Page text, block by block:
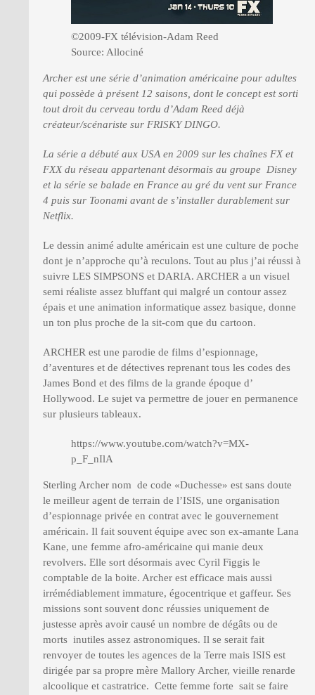
©2009-FX télévision-Adam Reed
Source: Allociné
Archer est une série d’animation américaine pour adultes
qui possède à présent 12 saisons, dont le concept est sorti
tout droit du cerveau tordu d’Adam Reed déjà
créateur/scénariste sur FRISKY DINGO.
La série a débuté aux USA en 2009 sur les chaînes FX et
FXX du réseau appartenant désormais au groupe Disney
et la série se balade en France au gré du vent sur France
4 puis sur Toonami avant de s’installer durablement sur
Netflix.
Le dessin animé adulte américain est une culture de poche
dont je n’approche qu’à reculons. Tout au plus j’ai réussi à
suivre LES SIMPSONS et DARIA. ARCHER a un visuel
semi réaliste assez bluffant qui malgré un contour assez
épais et une animation informatique assez basique, donne
un ton plus proche de la sit-com que du cartoon.
ARCHER est une parodie de films d’espionnage,
d’aventures et de détectives reprenant tous les codes des
James Bond et des films de la grande époque d’
Hollywood. Le sujet va permettre de jouer en permanence
sur plusieurs tableaux.
https://www.youtube.com/watch?v=MX-
p_F_nIlA
Sterling Archer nom de code «Duchesse» est sans doute
le meilleur agent de terrain de l’ISIS, une organisation
d’espionnage privée en contrat avec le gouvernement
américain. Il fait souvent équipe avec son ex-amante Lana
Kane, une femme afro-américaine qui manie deux
revolvers. Elle sort désormais avec Cyril Figgis le
comptable de la boite. Archer est efficace mais aussi
irrémédiablement immature, égocentrique et gaffeur. Ses
missions sont souvent donc réussies uniquement de
justesse après avoir causé un nombre de dégâts ou de
morts inutiles assez astronomiques. Il se serait fait
renvoyer de toutes les agences de la Terre mais ISIS est
dirigée par sa propre mère Mallory Archer, vieille renarde
alcoolique et castratrice. Cette femme forte sait se faire